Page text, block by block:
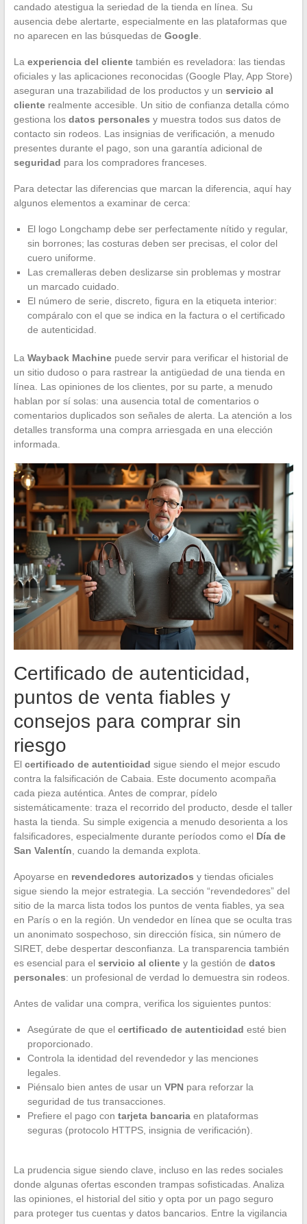
candado atestigua la seriedad de la tienda en línea. Su
ausencia debe alertarte, especialmente en las plataformas que
no aparecen en las búsquedas de Google.
La experiencia del clientetambién es reveladora: las tiendas
oficiales y las aplicaciones reconocidas (Google Play, App Store)
aseguran una trazabilidad de los productos y un servicio al
clienterealmente accesible. Un sitio de confianza detalla cómo
gestiona los datos personales y muestra todos sus datos de
contacto sin rodeos. Las insignias de verificación, a menudo
presentes durante el pago, son una garantía adicional de
seguridad para los compradores franceses.
Para detectar las diferencias que marcan la diferencia, aquí hay
algunos elementos a examinar de cerca:
El logo Longchamp debe ser perfectamente nítido y regular,
sin borrones; las costuras deben ser precisas, el color del
cuero uniforme.
Las cremalleras deben deslizarse sin problemas y mostrar
un marcado cuidado.
El número de serie, discreto, figura en la etiqueta interior:
compáralo con el que se indica en la factura o el certificado
de autenticidad.
La Wayback Machinepuede servir para verificar el historial de
un sitio dudoso o para rastrear la antigüedad de una tienda en
línea. Las opiniones de los clientes, por su parte, a menudo
hablan por sí solas: una ausencia total de comentarios o
comentarios duplicados son señales de alerta. La atención a los
detalles transforma una compra arriesgada en una elección
informada.
Certificado de autenticidad,
puntos de venta fiables y
consejos para comprar sin
riesgo
El certificado de autenticidad sigue siendo el mejor escudo
contra la falsificación de Cabaia. Este documento acompaña
cada pieza auténtica. Antes de comprar, pídelo
sistemáticamente: traza el recorrido del producto, desde el taller
hasta la tienda. Su simple exigencia a menudo desorienta a los
falsificadores, especialmente durante períodos como el Día de
San Valentín , cuando la demanda explota.
Apoyarse en revendedores autorizados y tiendas oficiales
sigue siendo la mejor estrategia. La sección “revendedores” del
sitio de la marca lista todos los puntos de venta fiables, ya sea
en París o en la región. Un vendedor en línea que se oculta tras
un anonimato sospechoso, sin dirección física, sin número de
SIRET, debe despertar desconfianza. La transparencia también
es esencial para el servicio al clientey la gestión de datos
personales: un profesional de verdad lo demuestra sin rodeos.
Antes de validar una compra, verifica los siguientes puntos:
Asegúrate de que el certificado de autenticidad esté bien
proporcionado.
Controla la identidad del revendedor y las menciones
legales.
Piénsalo bien antes de usar un VPNpara reforzar la
seguridad de tus transacciones.
Prefiere el pago con tarjeta bancariaen plataformas
seguras (protocolo HTTPS, insignia de verificación).
La prudencia sigue siendo clave, incluso en las redes sociales
donde algunas ofertas esconden trampas sofisticadas. Analiza
las opiniones, el historial del sitio y opta por un pago seguro
para proteger tus cuentas y datos bancarios. Entre la vigilancia